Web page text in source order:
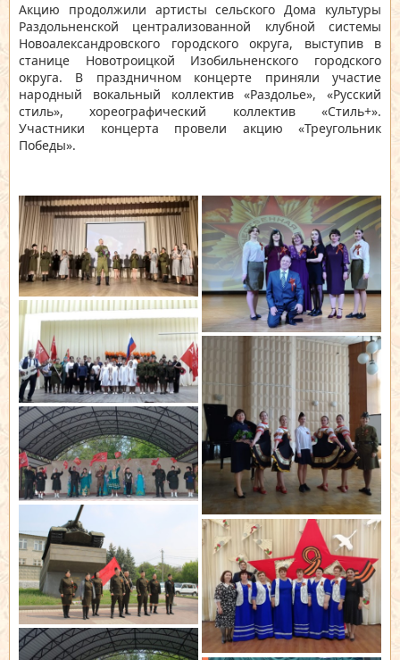
Акцию продолжили артисты сельского Дома культуры
Раздольненской централизованной клубной системы
Новоалександровского городского округа, выступив в
станице Новотроицкой Изобильненского городского
округа. В праздничном концерте приняли участие
народный вокальный коллектив «Раздолье», «Русский
стиль», хореографический коллектив «Стиль+».
Участники концерта провели акцию «Треугольник
Победы».